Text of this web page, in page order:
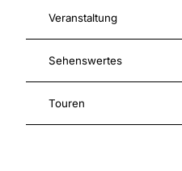
Veranstaltung
Sehenswertes
Touren